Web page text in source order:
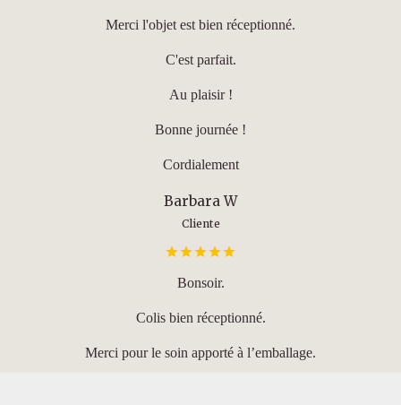
Merci l'objet est bien réceptionné.
C'est parfait.
Au plaisir !
Bonne journée !
Cordialement
Barbara W
Cliente
Bonsoir.
Colis bien réceptionné.
Merci pour le soin apporté à l’emballage.